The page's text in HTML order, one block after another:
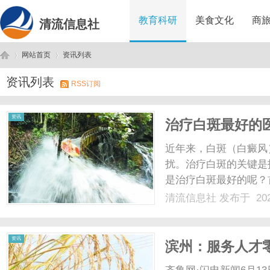
清流信息社 教育科研 美食文化 商
清 ›
网站首页
›
资讯列表
资讯列表 RSS订阅
资讯
治疗白斑最好的
近年来，白斑（白癜
扰。治疗白斑的关键
是治疗白斑最好的呢
技术。白斑的治疗需
清流信息社 发布于
资讯
滨州：服务人才